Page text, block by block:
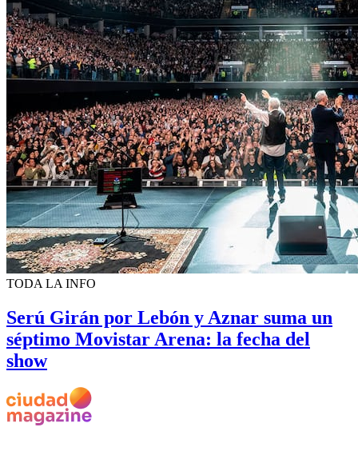
TODA LA INFO
Serú Girán por Lebón y Aznar suma un
séptimo Movistar Arena: la fecha del
show